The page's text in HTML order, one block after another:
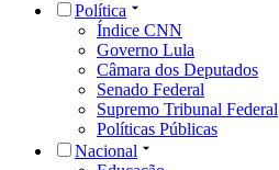
Política
Índice CNN
Governo Lula
Câmara dos Deputados
Senado Federal
Supremo Tribunal Federal
Políticas Públicas
Nacional